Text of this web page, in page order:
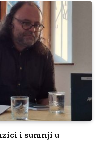
i sumnji u